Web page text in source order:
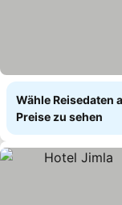
Wähle Reisedaten
Preise zu sehen